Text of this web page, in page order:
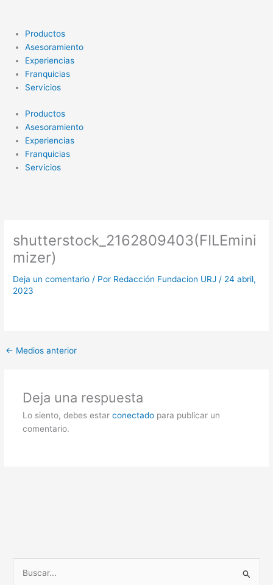
contenidoProductos
Asesoramiento
Experiencias
Franquicias
Servicios
Productos
Asesoramiento
Experiencias
Franquicias
Servicios
shutterstock_2162809403(FILEmini
mizer)
Deja un comentario / Por Redacción Fundacion URJ / 24 abril,
2023
← Medios anterior
Deja una respuesta
Lo siento, debes estar conectadopara publicar un
comentario.